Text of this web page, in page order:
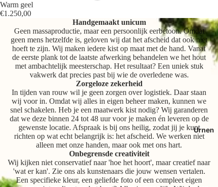
Urnen
Warm geel
€1.250,00
Handgemaakt unicum
Geen massaproductie, maar een persoonlijk eerbetoon. Omdat
geen mens hetzelfde is, geloven wij dat het afscheid dat ook niet
hoeft te zijn. Wij maken iedere kist op maat met de hand. Vanaf
de eerste plank tot de laatste afwerking behandelen we het hout
met ambachtelijk meesterschap. Het resultaat? Een uniek stuk
vakwerk dat precies past bij wie de overledene was.
Zorgeloze zekerheid
In tijden van rouw wil je geen zorgen over logistiek. Daar staan
wij voor in. Omdat wij alles in eigen beheer maken, kunnen we
snel schakelen. Heb je een maatwerk kist nodig? Wij garanderen
dat we deze binnen 24 tot 48 uur voor je maken én leveren op de
gewenste locatie. Afspraak is bij ons heilig, zodat jij je kunt
richten op wat echt belangrijk is: het afscheid. We werken niet
alleen met onze handen, maar ook met ons hart.
Onbegrensde creativiteit
Wij kijken niet conservatief naar 'hoe het hoort', maar creatief naar
'wat er kan'. Zie ons als kunstenaars die jouw wensen vertalen.
Een specifieke kleur, een geliefde foto of een compleet eigen